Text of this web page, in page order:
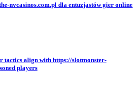
nvcasinos.com.pl dla entuzjastów gier online
tactics align with https://slotmonster-
players